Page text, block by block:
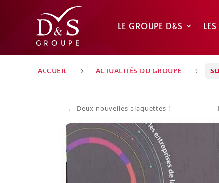
LE GROUPE D&S
ACCUEIL 5 ACTUALITÉS DU GROUPE 5
← Deux nouvelles plaquettes !